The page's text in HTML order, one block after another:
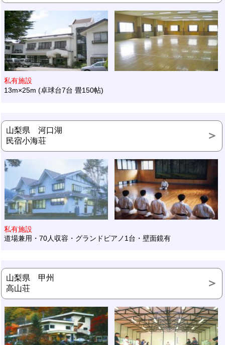
私有施設
13m×25m (卓球台7台 畳150帖)
山梨県 河口湖
民宿小海荘
私有施設
道場兼用・70人収容・グランドピアノ1台・壁面鏡有
山梨県 甲州
高山荘